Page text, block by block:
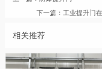
下一篇： 工业提升门
相关推荐